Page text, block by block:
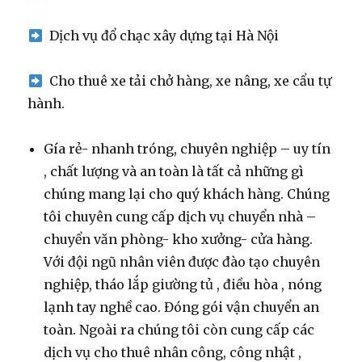
Dịch vụ đổ chạc xây dựng tại Hà Nội
Cho thuê xe tải chở hàng, xe nâng, xe cẩu tự
hành.
Gía rẻ- nhanh tróng, chuyên nghiệp – uy tín
, chất lượng và an toàn là tất cả những gì
chúng mang lại cho quý khách hàng. Chúng
tôi chuyên cung cấp dịch vụ chuyển nhà –
chuyển văn phòng- kho xưởng- cửa hàng.
Với đội ngũ nhân viên được đào tạo chuyên
nghiệp, tháo lắp giường tủ , điều hòa , nóng
lạnh tay nghề cao. Đóng gói vận chuyển an
toàn. Ngoài ra chúng tôi còn cung cấp các
dịch vụ cho thuê nhân công, công nhật ,